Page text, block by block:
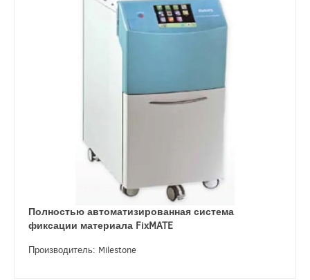
Полностью автоматизированная система
фиксации материала FixMATE
Производитель: Milestone